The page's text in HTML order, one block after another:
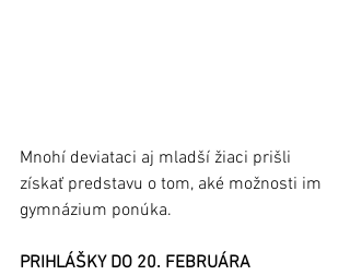
Mnohí deviataci aj mladší žiaci prišli
získať predstavu o tom, aké možnosti im
gymnázium ponúka.
PRIHLÁŠKY DO 20. FEBRUÁRA